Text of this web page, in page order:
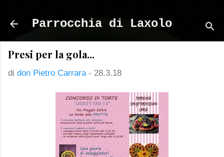
Parrocchia di Laxolo
Presi per la gola...
di don Pietro Carrara - 28.3.18